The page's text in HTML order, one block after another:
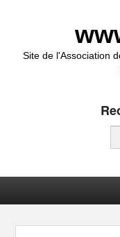
Site de l'Association